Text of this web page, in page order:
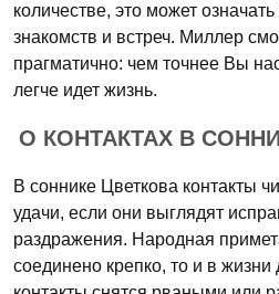
количестве, это может
знакомств и встреч. Миллер
прагматично: чем точнее Вы
легче идет жизнь.
О КОНТАКТАХ В
В соннике Цветкова контакты
удачи, если они выглядят
раздражения. Народная
соединено крепко, то и в